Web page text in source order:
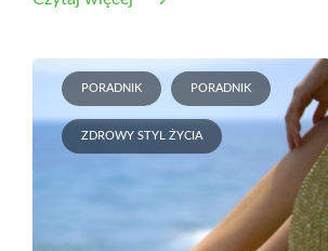
PORADNIK PORADNIK
ZDROWY STYL ŻYCIA